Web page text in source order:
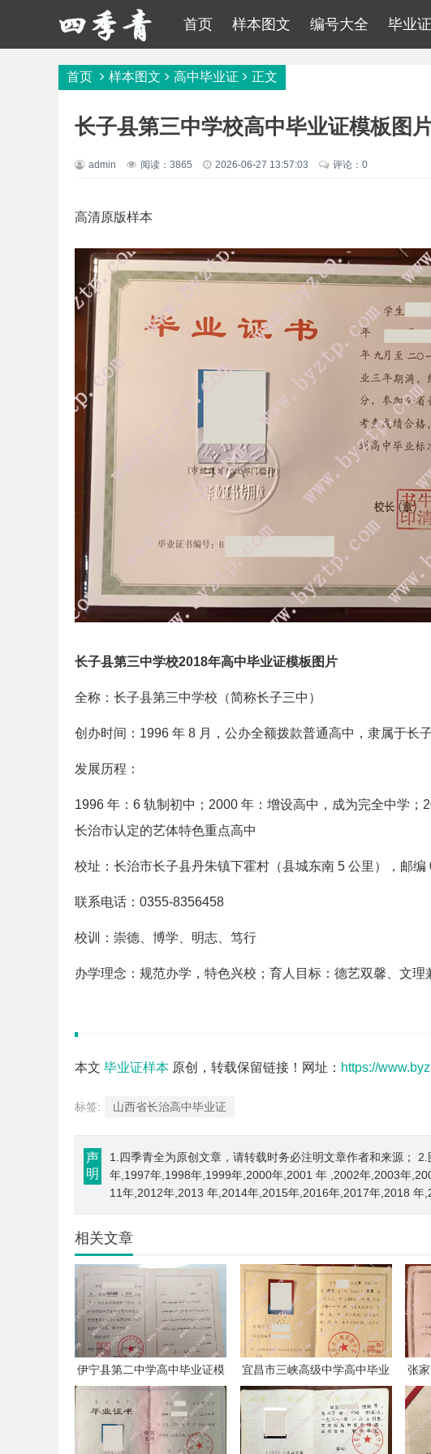
首页 样本图文 编号大全 毕业
首页 样本图文 高中毕业证 正文
长子县第三中学校高中毕业证模板图
admin 阅读：3865 2026-06-27 13:57:03 评论：0
高清原版样本
长子县第三中学校2018年高中毕业证模板图片
全称：长子县第三中学校（简称长子三中）
创办时间：1996 年 8 月，公办全额拨款普通高中，隶属于长
发展历程：
1996 年：6 轨制初中；2000 年：增设高中，成为完全中学；
长治市认定的艺体特色重点高中
校址：长治市长子县丹朱镇下霍村（县城东南 5 公里），邮编
联系电话：0355-8356458
校训：崇德、博学、明志、笃行
办学理念：规范办学，特色兴校；育人目标：德艺双馨、文理
本文 毕业证样本 原创，转载保留链接！网址： https://
标签: 山西省长治高中毕业证
声
明
1.四季青全为原创文章，请转载时务必注明文章作者和来源；
年,1997年,1998年,1999年,2000年,2001 年 ,2002年,2003年
11年,2012年,2013 年,2014年,2015年,2016年,2017年,2018 年
相关文章
伊宁县第二中学高中毕业证模
板样本
宜昌市三峡高级中学高中毕业
证模板样本
张